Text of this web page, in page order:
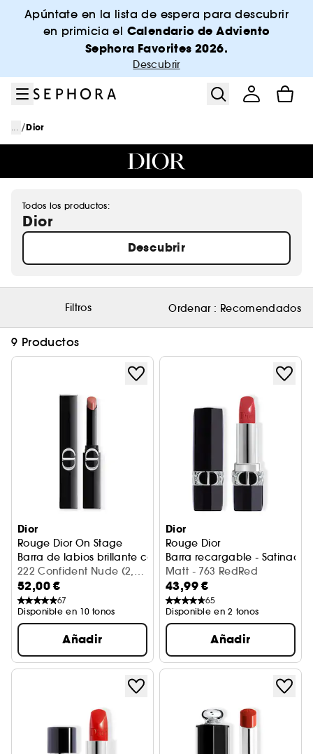
Ir al menú
Ir al contenido principal
Ir al pie de página
Apúntate en la lista de espera para descubrir
en primicia el Calendario de Adviento
Sephora Favorites 2026.
Descubrir
... /Dior
Todos los productos:
Dior
Descubrir
Filtros Ordenar : Recomendados
9 Productos
Dior
Rouge Dior On Stage
Barra de labios brillante con duración ultralarga
222 Confident Nude (2,20
g)
52,00 €
67
Disponible en 10 tonos
Añadir
Dior
Rouge Dior
Barra recargable -
Matt - 763 RedRed
43,99 €
65
Disponible en 2 tonos
Añadir